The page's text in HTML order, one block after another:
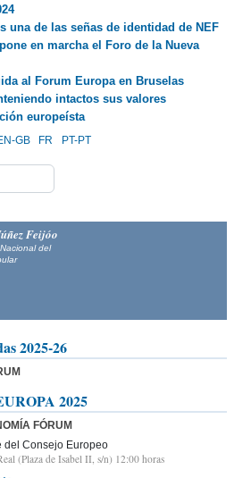
una de las señas de identidad de NEF
en marcha el Foro de la Nueva
al Forum Europa en Bruselas
intactos sus valores
europeísta
GB FR PT-PT
Feijóo
del
2025-26
2025
FÓRUM
del Consejo Europeo
(Plaza de Isabel II, s/n) 12:00 horas